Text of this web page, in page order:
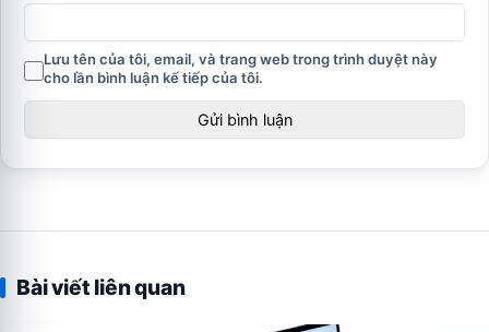
Lưu tên của tôi, email, và trang web trong trình duyệt này
cho lần bình luận kế tiếp của tôi.
Bài viết liên quan